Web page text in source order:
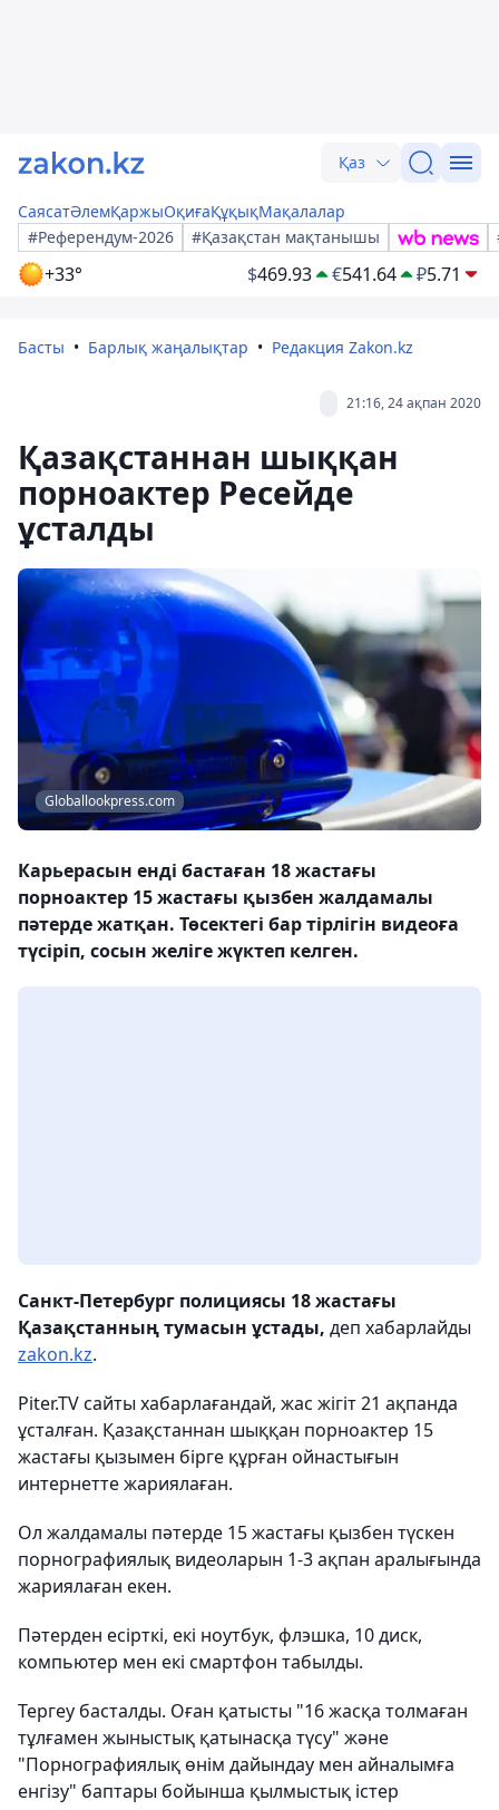
Қаз
СаясатӘлемҚаржыОқиғаҚұқықМақалалар
#Референдум-2026
#Қазақстан мақтанышы
+33° $469.93 €541.64 ₽5.71
Басты Барлық жаңалықтар Редакция Zakon.kz
21:16, 24 ақпан 2020
Қазақстаннан шыққан
порноактер Ресейде
ұсталды
Globallookpress.com
Карьерасын енді бастаған 18 жастағы
порноактер 15 жастағы қызбен жалдамалы
пәтерде жатқан. Төсектегі бар тірлігін видеоға
түсіріп, сосын желіге жүктеп келген.
Санкт-Петербург полициясы 18 жастағы
Қазақстанның тумасын ұстады, деп хабарлайды
zakon.kz.
Piter.TV сайты хабарлағандай, жас жігіт 21 ақпанда
ұсталған. Қазақстаннан шыққан порноактер 15
жастағы қызымен бірге құрған ойнастығын
интернетте жариялаған.
Ол жалдамалы пәтерде 15 жастағы қызбен түскен
порнографиялық видеоларын 1-3 ақпан аралығында
жариялаған екен.
Пәтерден есірткі, екі ноутбук, флэшка, 10 диск,
компьютер мен екі смартфон табылды.
Тергеу басталды. Оған қатысты "16 жасқа толмаған
тұлғамен жыныстық қатынасқа түсу" және
"Порнографиялық өнім дайындау мен айналымға
енгізу" баптары бойынша қылмыстық істер